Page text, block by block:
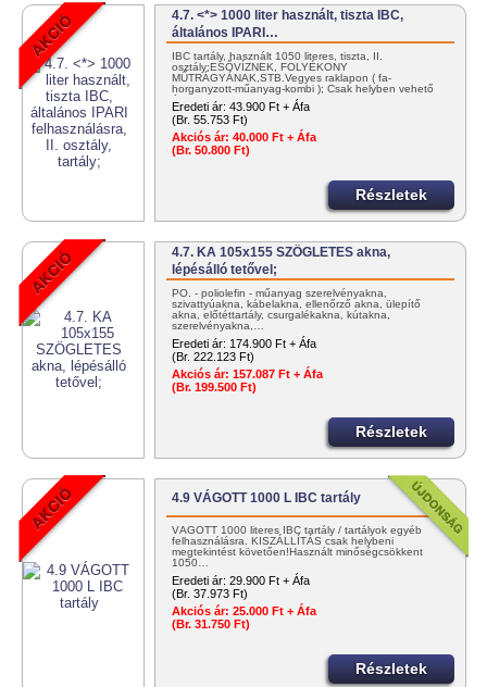
4.7. <*> 1000 liter használt, tiszta IBC,
általános IPARI…
IBC tartály, használt 1050 literes, tiszta, II.
osztály;ESŐVÍZNEK, FOLYÉKONY
MŰTRÁGYÁNAK,STB.Vegyes raklapon ( fa-
horganyzott-műanyag-kombi ); Csak helyben vehető
át! Nagyobb…
Eredeti ár: 43.900 Ft + Áfa
(Br. 55.753 Ft)
Akciós ár: 40.000 Ft + Áfa
(Br. 50.800 Ft)
Részletek
4.7. KA 105x155 SZÖGLETES akna,
lépésálló tetővel;
PO. - poliolefin - műanyag szerelvényakna,
szivattyúakna, kábelakna, ellenőrző akna, ülepítő
akna, előtéttartály, csurgalékakna, kútakna,
szerelvényakna,…
Eredeti ár: 174.900 Ft + Áfa
(Br. 222.123 Ft)
Akciós ár: 157.087 Ft + Áfa
(Br. 199.500 Ft)
Részletek
4.9 VÁGOTT 1000 L IBC tartály
VÁGOTT 1000 literes IBC tartály / tartályok egyéb
felhasználásra. KISZÁLLÍTÁS csak helybeni
megtekintést követően!Használt minőségcsökkent
1050…
Eredeti ár: 29.900 Ft + Áfa
(Br. 37.973 Ft)
Akciós ár: 25.000 Ft + Áfa
(Br. 31.750 Ft)
Részletek